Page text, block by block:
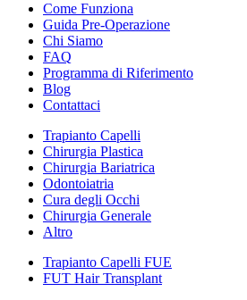
Come Funziona
Guida Pre-Operazione
Chi Siamo
FAQ
Programma di Riferimento
Blog
Contattaci
Trapianto Capelli
Chirurgia Plastica
Chirurgia Bariatrica
Odontoiatria
Cura degli Occhi
Chirurgia Generale
Altro
Trapianto Capelli FUE
FUT Hair Transplant